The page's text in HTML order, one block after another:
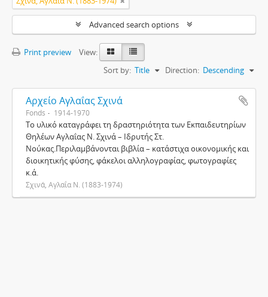
Advanced search options
Print preview
View:
Sort by: Title Direction: Descending
Αρχείο Αγλαΐας Σχινά
Fonds 1914-1970
Το υλικό καταγράφει τη δραστηριότητα των Εκπαιδευτηρίων
Θηλέων Αγλαΐας Ν. Σχινά – Ιδρυτής Στ.
Νούκας.Περιλαμβάνονται βιβλία – κατάστιχα οικονομικής και
διοικητικής φύσης, φάκελοι αλληλογραφίας, φωτογραφίες
κ.ά.
Σχινά, Αγλαΐα Ν. (1883-1974)